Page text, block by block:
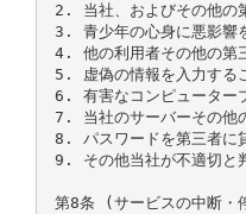
2. 当社、およびその他の
3. 青少年の心身に悪影響
4. 他の利用者その他の第
5. 虚偽の情報を入力する
6. 有害なコンピューター
7. 当社のサーバーその他
8. パスワードを第三者に
9. その他当社が不適切と
第8条 (サービスの中断・